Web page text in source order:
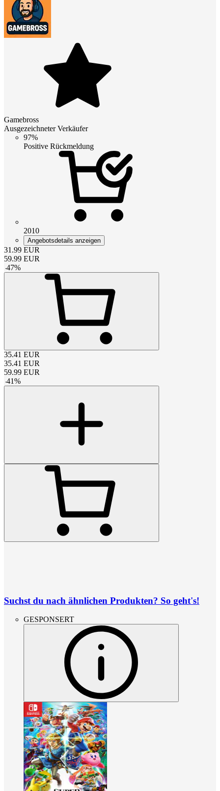
Gamebross
Ausgezeichneter Verkäufer
97%
Positive Rückmeldung
2010
Angebotsdetails anzeigen
31.99 EUR
59.99 EUR
-47%
35.41 EUR
35.41 EUR
59.99 EUR
-41%
Suchst du nach ähnlichen Produkten? So geht's!
GESPONSERT